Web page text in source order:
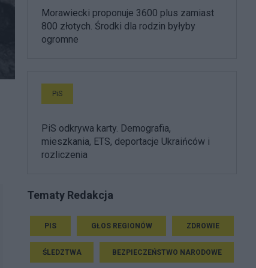
Morawiecki proponuje 3600 plus zamiast
800 złotych. Środki dla rodzin byłyby
ogromne
PiS
PiS odkrywa karty. Demografia,
mieszkania, ETS, deportacje Ukraińców i
rozliczenia
Tematy Redakcja
PIS GŁOS REGIONÓW ZDROWIE
ŚLEDZTWA BEZPIECZEŃSTWO NARODOWE